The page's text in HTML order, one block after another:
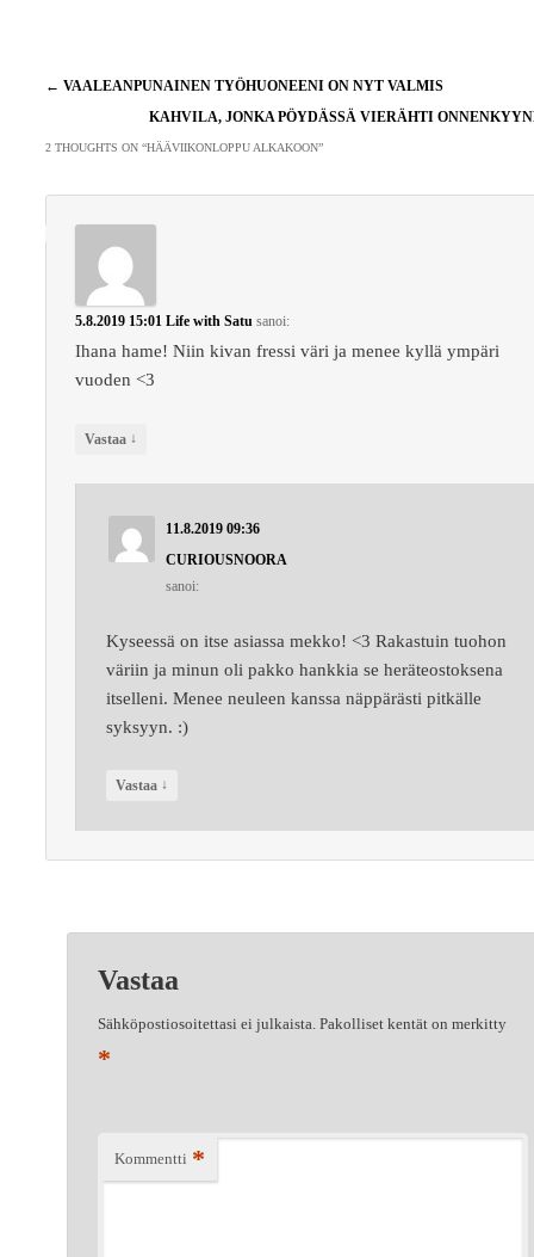
Artikkelien
← VAALEANPUNAINEN TYÖHUONEENI ON NYT VALMIS
KAHVILA, JONKA PÖYDÄSSÄ VIERÄHTI
2 THOUGHTS ON “HÄÄVIIKONLOPPU ALKAKOON”
5.8.2019 15:01 Life with Satu sanoi:
Ihana hame! Niin kivan fressi väri ja menee kyllä ympäri
vuoden <3
Vastaa ↓
11.8.2019 09:36
CURIOUSNOORA
sanoi:
Kyseessä on itse asiassa mekko! <3 Rakastuin tuohon
väriin ja minun oli pakko hankkia se heräteostoksena
itselleni. Menee neuleen kanssa näppärästi pitkälle
syksyyn. :)
Vastaa ↓
Vastaa
Sähköpostiosoitettasi ei julkaista. Pakolliset kentät on merkitty
*
Kommentti *